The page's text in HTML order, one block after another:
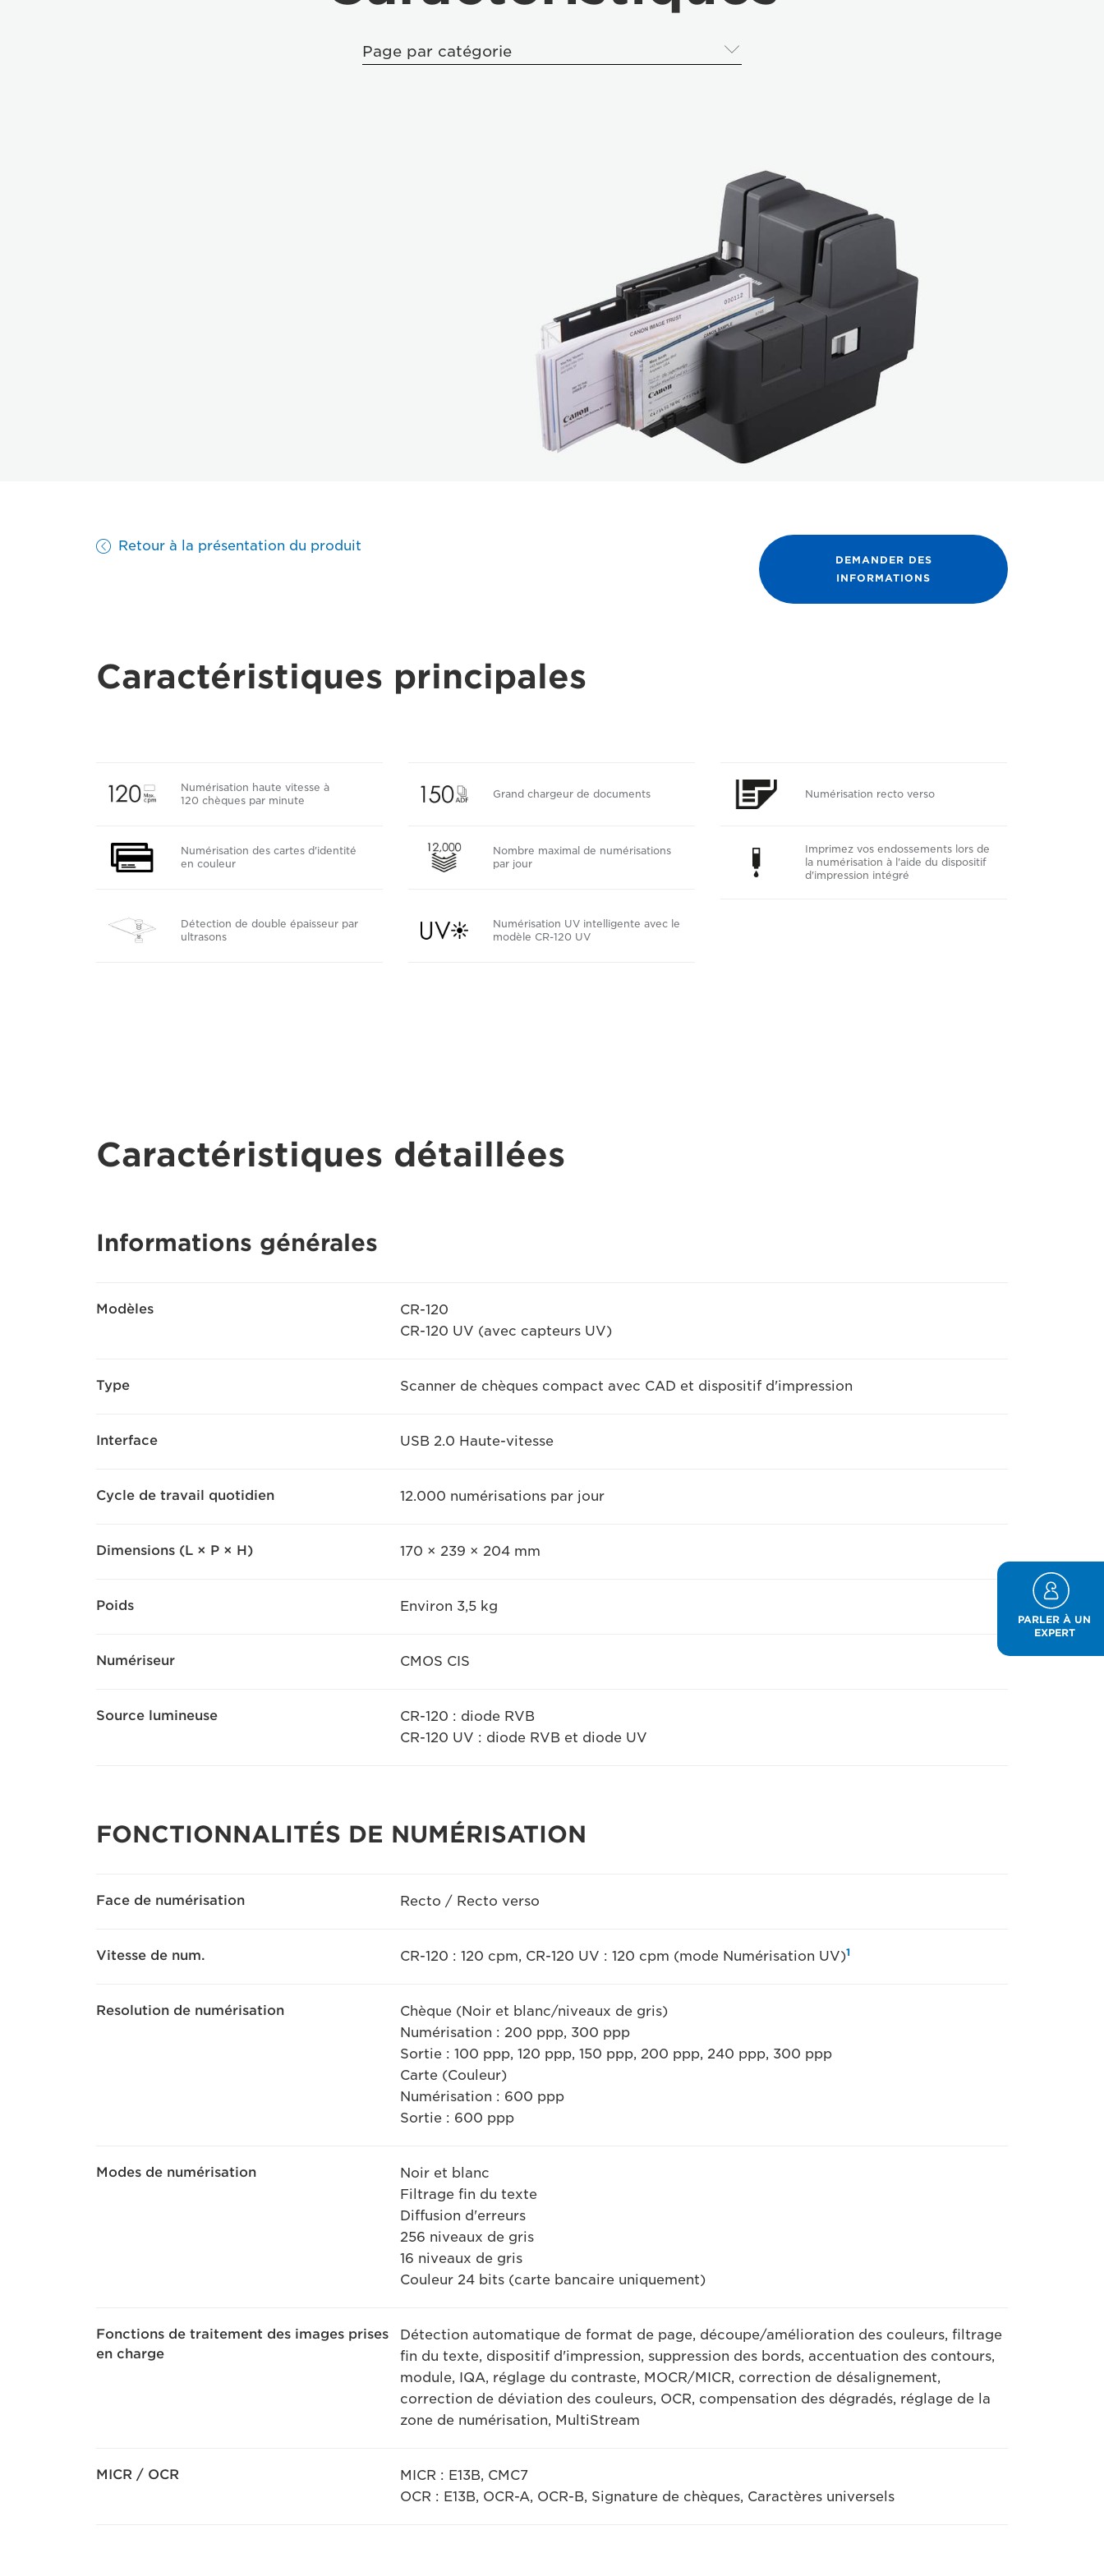
Page par catégorie
Retour à la présentation du produit
DEMANDER DES
INFORMATIONS
Caractéristiques principales
Numérisation haute vitesse à
120 chèques par minute
Grand chargeur de documents Numérisation recto verso
Numérisation des cartes d'identité
en couleur
Nombre maximal de numérisations
par jour
Imprimez vos endossements lors de
la numérisation à l'aide du dispositif
d'impression intégré
Détection de double épaisseur par
ultrasons
Numérisation UV intelligente avec le
modèle CR-120 UV
Caractéristiques détaillées
Informations générales
Modèles
CR-120
CR-120 UV (avec capteurs UV)
Type Scanner de chèques compact avec CAD et dispositif d'impression
Interface USB 2.0 Haute-vitesse
Cycle de travail quotidien 12.000 numérisations par jour
Dimensions (L × P × H) 170 × 239 × 204 mm
Poids Environ 3,5 kg
Numériseur CMOS CIS
Source lumineuse
CR-120 : diode RVB
CR-120 UV : diode RVB et diode UV
FONCTIONNALITÉS DE NUMÉRISATION
Face de numérisation Recto / Recto verso
Vitesse de num. CR-120 : 120 cpm, CR-120 UV : 120 cpm (mode Numérisation UV)1
Resolution de numérisation
Chèque (Noir et blanc/niveaux de gris)
Numérisation : 200 ppp, 300 ppp
Sortie : 100 ppp, 120 ppp, 150 ppp, 200 ppp, 240 ppp, 300 ppp
Carte (Couleur)
Numérisation : 600 ppp
Sortie : 600 ppp
Modes de numérisation
Noir et blanc
Filtrage fin du texte
Diffusion d'erreurs
256 niveaux de gris
16 niveaux de gris
Couleur 24 bits (carte bancaire uniquement)
Fonctions de traitement des images prises
en charge
Détection automatique de format de page, découpe/amélioration des couleurs, filtrage
fin du texte, dispositif d'impression, suppression des bords, accentuation des contours,
module, IQA, réglage du contraste, MOCR/MICR, correction de désalignement,
correction de déviation des couleurs, OCR, compensation des dégradés, réglage de la
zone de numérisation, MultiStream
MICR / OCR
MICR : E13B, CMC7
OCR : E13B, OCR-A, OCR-B, Signature de chèques, Caractères universels
PARLER À UN
EXPERT